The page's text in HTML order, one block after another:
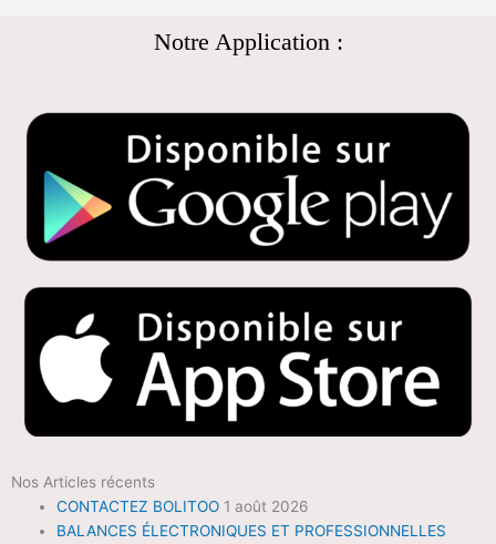
Notre Application :
Nos Articles récents
CONTACTEZ BOLITOO 1 août 2026
BALANCES ÉLECTRONIQUES ET PROFESSIONNELLES